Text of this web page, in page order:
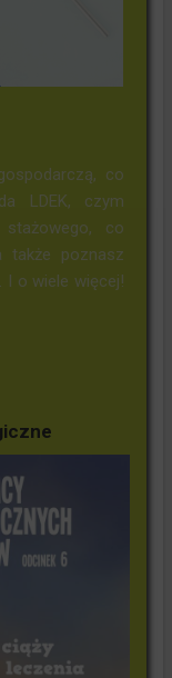
co
LDEK, czym
co
także poznasz
I o wiele więcej!